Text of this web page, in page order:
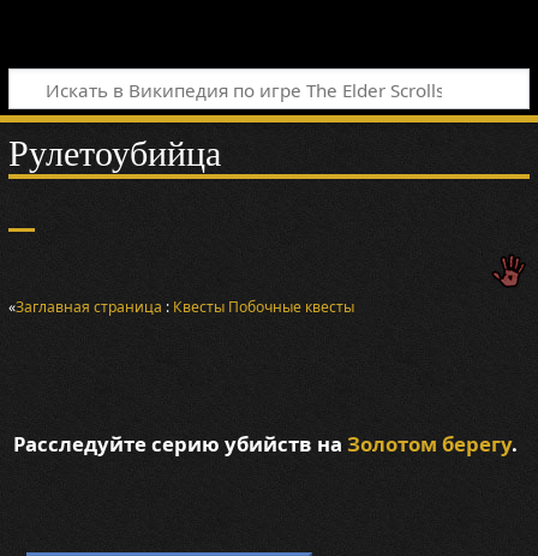
Рулетоубийца
«Заглавная страница : Квесты Побочные квесты
Расследуйте серию убийств наЗолотом берегу.